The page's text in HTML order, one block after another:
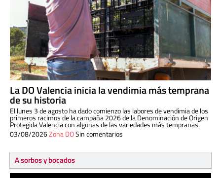
La DO Valencia inicia la vendimia más temprana
de su historia
El lunes 3 de agosto ha dado comienzo las labores de vendimia de los
primeros racimos de la campaña 2026 de la Denominación de Origen
Protegida Valencia con algunas de las variedades más tempranas.
03/08/2026Zona DOSin comentarios
A sorbos y bocados